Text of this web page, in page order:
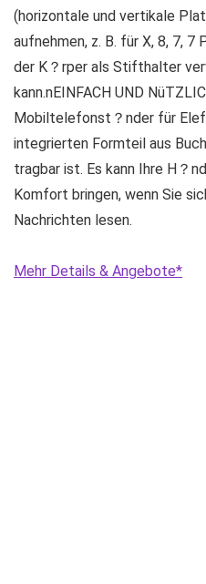
(horizontale und vertikale
aufnehmen, z. B. für X, 8, 7, 7
der K？rper als Stifthalter
kann.nEINFACH UND
Mobiltelefonst？nder für
integrierten Formteil aus
tragbar ist. Es kann Ihre H？
Komfort bringen, wenn Sie
Nachrichten lesen.
Mehr Details & Angebote*